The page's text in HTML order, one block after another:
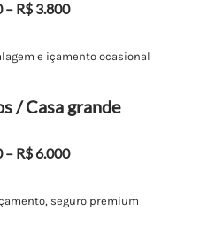
– R$ 3.800
e içamento ocasional
/ Casa grande
– R$ 6.000
seguro premium